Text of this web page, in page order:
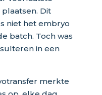
Dit
niet het embryo
batch. Toch was
in een
merkte